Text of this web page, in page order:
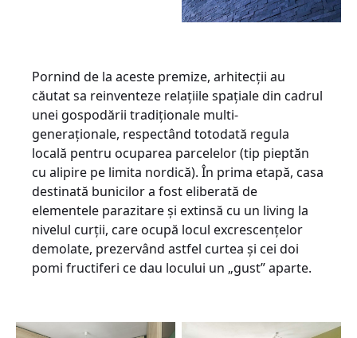
Pornind de la aceste premize, arhitecţii au
căutat sa reinventeze relațiile spațiale din cadrul
unei gospodării tradiționale multi-
generaționale, respectând totodată regula
locală pentru ocuparea parcelelor (tip pieptăn
cu alipire pe limita nordică). În prima etapă, casa
destinată bunicilor a fost eliberată de
elementele parazitare și extinsă cu un living la
nivelul curţii, care ocupă locul excrescențelor
demolate, prezervând astfel curtea și cei doi
pomi fructiferi ce dau locului un „gust” aparte.